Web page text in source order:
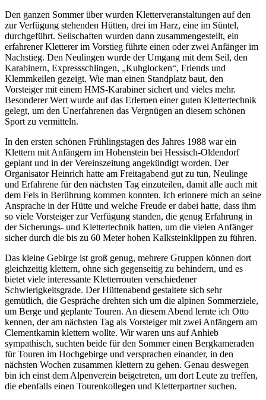
Den ganzen Sommer über wurden Kletterveranstaltungen auf den
zur Verfügung stehenden Hütten, drei im Harz, eine im Süntel,
durchgeführt. Seilschaften wurden dann zusammengestellt, ein
erfahrener Kletterer im Vorstieg führte einen oder zwei Anfänger im
Nachstieg. Den Neulingen wurde der Umgang mit dem Seil, den
Karabinern, Expressschlingen,
Kuhglocken , Friends und
Klemmkeilen gezeigt. Wie man einen Standplatz baut, den
Vorsteiger mit einem HMS-Karabiner sichert und vieles mehr.
Besonderer Wert wurde auf das Erlernen einer guten Klettertechnik
gelegt, um den Unerfahrenen das Vergnügen an diesem schönen
Sport zu vermitteln.
In den ersten schönen Frühlingstagen des Jahres 1988 war ein
Klettern mit Anfängern im Hohenstein bei Hessisch-Oldendorf
geplant und in der Vereinszeitung angekündigt worden. Der
Organisator Heinrich hatte am Freitagabend gut zu tun, Neulinge
und Erfahrene für den nächsten Tag einzuteilen, damit alle auch mit
dem Fels in Berührung kommen konnten. Ich erinnere mich an seine
Ansprache in der Hütte und welche Freude er dabei hatte, dass ihm
so viele Vorsteiger zur Verfügung standen, die genug Erfahrung in
der Sicherungs- und Klettertechnik hatten, um die vielen Anfänger
sicher durch die bis zu 60 Meter hohen Kalksteinklippen zu führen.
Das kleine Gebirge ist groß genug, mehrere Gruppen können dort
gleichzeitig klettern, ohne sich gegenseitig zu behindern, und es
bietet viele interessante Kletterrouten verschiedener
Schwierigkeitsgrade. Der Hüttenabend gestaltete sich sehr
gemütlich, die Gespräche drehten sich um die alpinen Sommerziele,
um Berge und geplante Touren. An diesem Abend lernte ich Otto
kennen, der am nächsten Tag als Vorsteiger mit zwei Anfängern am
Clementkamin klettern wollte. Wir waren uns auf Anhieb
sympathisch, suchten beide für den Sommer einen Bergkameraden
für Touren im Hochgebirge und versprachen einander, in den
nächsten Wochen zusammen klettern zu gehen. Genau deswegen
bin ich einst dem Alpenverein beigetreten, um dort Leute zu treffen,
die ebenfalls einen Tourenkollegen und Kletterpartner suchen.